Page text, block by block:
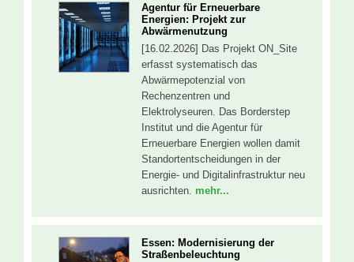
Agentur für Erneuerbare
Energien: Projekt zur
Abwärmenutzung
[16.02.2026] Das Projekt ON_Site
erfasst systematisch das
Abwärmepotenzial von
Rechenzentren und
Elektrolyseuren. Das Borderstep
Institut und die Agentur für
Erneuerbare Energien wollen damit
Standortentscheidungen in der
Energie- und Digitalinfrastruktur neu
ausrichten. mehr...
Essen: Modernisierung der
Straßenbeleuchtung